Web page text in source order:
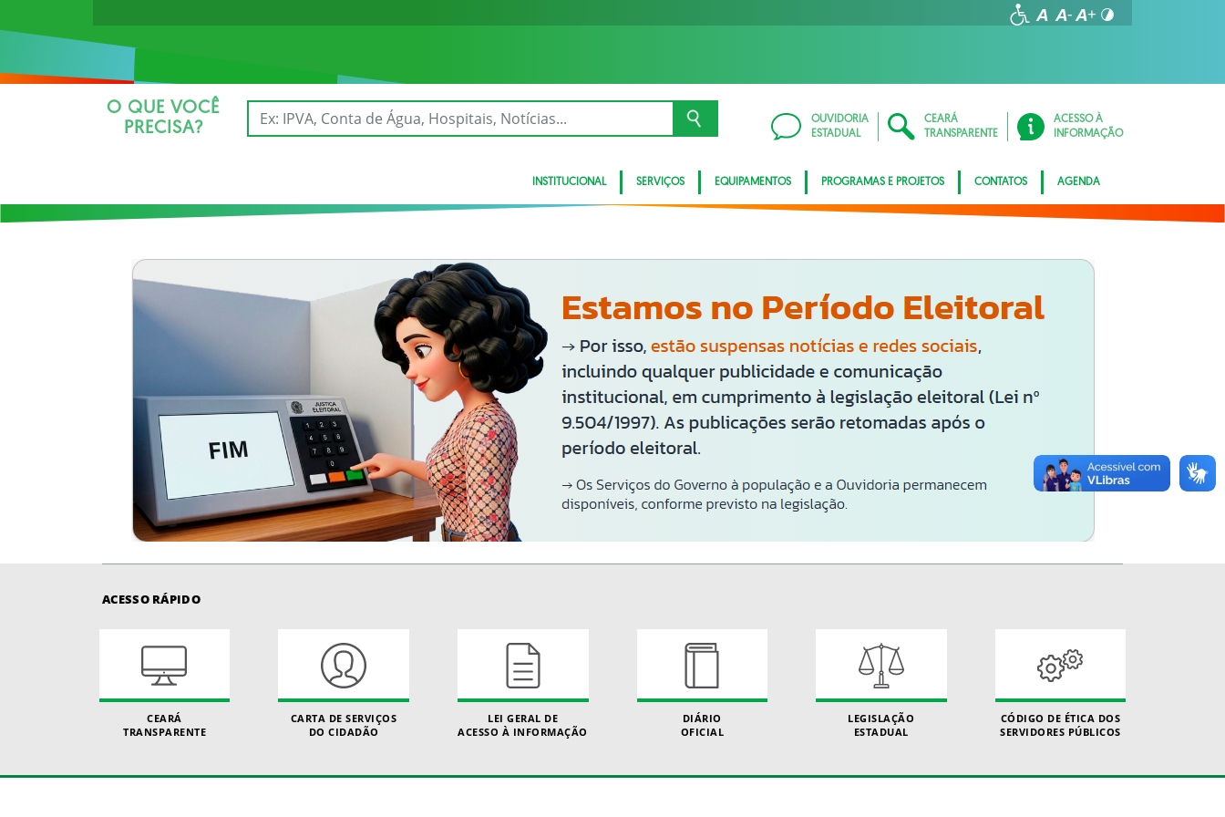
O QUE VOCÊ
PRECISA?
OUVIDORIA
ESTADUAL
CEARÁ
TRANSPARENTE
ACESSO À
INFORMAÇÃO
INSTITUCIONAL SERVIÇOS EQUIPAMENTOS PROGRAMAS E PROJETOS CONTATOS AGENDA
ACESSO RÁPIDO
CEARÁ
TRANSPARENTE
CARTA DE SERVIÇOS
DO CIDADÃO
LEI GERAL DE
ACESSO À INFORMAÇÃO
DIÁRIO
OFICIAL
LEGISLAÇÃO
ESTADUAL
CÓDIGO DE ÉTICA DOS
SERVIDORES PÚBLICOS